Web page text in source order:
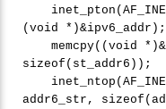
(void *)&ipv6_addr);
memcpy((void
sizeof(st_addr6));
addr6_str,